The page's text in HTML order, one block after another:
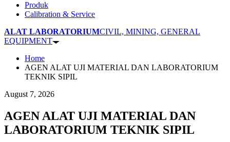
Produk
Calibration & Service
ALAT LABORATORIUMCIVIL, MINING, GENERAL
EQUIPMENT
Home
AGEN ALAT UJI MATERIAL DAN LABORATORIUM
TEKNIK SIPIL
August 7, 2026
AGEN ALAT UJI MATERIAL DAN
LABORATORIUM TEKNIK SIPIL